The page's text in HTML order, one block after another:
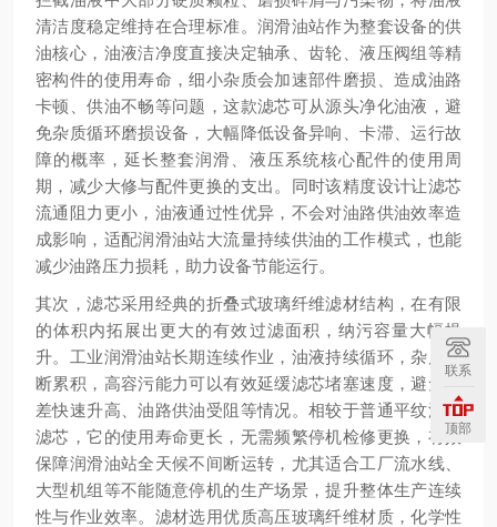
清洁度稳定维持在合理标准。润滑油站作为整套设备的供
油核心，油液洁净度直接决定轴承、齿轮、液压阀组等精
密构件的使用寿命，细小杂质会加速部件磨损、造成油路
卡顿、供油不畅等问题，这款滤芯可从源头净化油液，避
免杂质循环磨损设备，大幅降低设备异响、卡滞、运行故
障的概率，延长整套润滑、液压系统核心配件的使用周
期，减少大修与配件更换的支出。同时该精度设计让滤芯
流通阻力更小，油液通过性优异，不会对油路供油效率造
成影响，适配润滑油站大流量持续供油的工作模式，也能
减少油路压力损耗，助力设备节能运行。
其次，滤芯采用经典的折叠式玻璃纤维滤材结构，在有限
的体积内拓展出更大的有效过滤面积，纳污容量大幅提
升。工业润滑油站长期连续作业，油液持续循环，杂质不
断累积，高容污能力可以有效延缓滤芯堵塞速度，避免压
差快速升高、油路供油受阻等情况。相较于普通平纹滤材
滤芯，它的使用寿命更长，无需频繁停机检修更换，有效
保障润滑油站全天候不间断运转，尤其适合工厂流水线、
大型机组等不能随意停机的生产场景，提升整体生产连续
性与作业效率。滤材选用优质高压玻璃纤维材质，化学性
联系
顶部